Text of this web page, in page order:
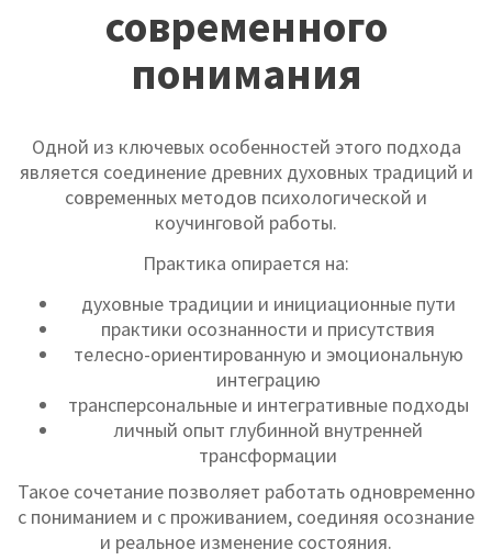
современного
понимания
Одной из ключевых особенностей этого подхода
является соединение древних духовных традиций и
современных методов психологической и
коучинговой работы.
Практика опирается на:
духовные традиции и инициационные пути
практики осознанности и присутствия
телесно-ориентированную и эмоциональную
интеграцию
трансперсональные и интегративные подходы
личный опыт глубинной внутренней
трансформации
Такое сочетание позволяет работать одновременно
с пониманием и с проживанием, соединяя осознание
и реальное изменение состояния.